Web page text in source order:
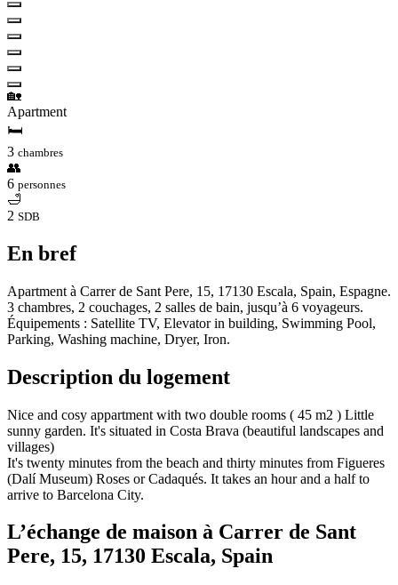
🏡
Apartment
🛏
3 chambres
👥
6 personnes
🛁
2 SDB
En bref
Apartment à Carrer de Sant Pere, 15, 17130 Escala, Spain, Espagne.
3 chambres, 2 couchages, 2 salles de bain, jusqu’à 6 voyageurs.
Équipements : Satellite TV, Elevator in building, Swimming Pool,
Parking, Washing machine, Dryer, Iron.
Description du logement
Nice and cosy appartment with two double rooms ( 45 m2 ) Little
sunny garden. It's situated in Costa Brava (beautiful landscapes and
villages)
It's twenty minutes from the beach and thirty minutes from Figueres
(Dalí Museum) Roses or Cadaqués. It takes an hour and a half to
arrive to Barcelona City.
L’échange de maison à Carrer de Sant
Pere, 15, 17130 Escala, Spain